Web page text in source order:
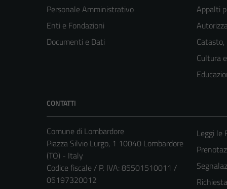
Personale Amministrativo
Enti e Fondazioni
Documenti e Dati
Appalti
Catasto,
Cultura
CONTATTI
Comune di Lombardore
Piazza Silvio Lurgo, 1 10040 Lombardore
(TO) - Italy
Codice fiscale / P. IVA: 85501510011 /
05197320012
Leggi le